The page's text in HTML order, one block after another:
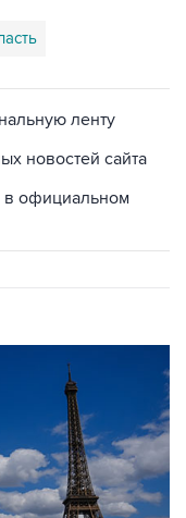
ленту
новостей сайта
в официальном